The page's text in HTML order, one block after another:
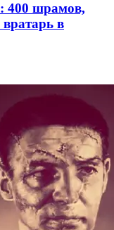
400 шрамов,
в